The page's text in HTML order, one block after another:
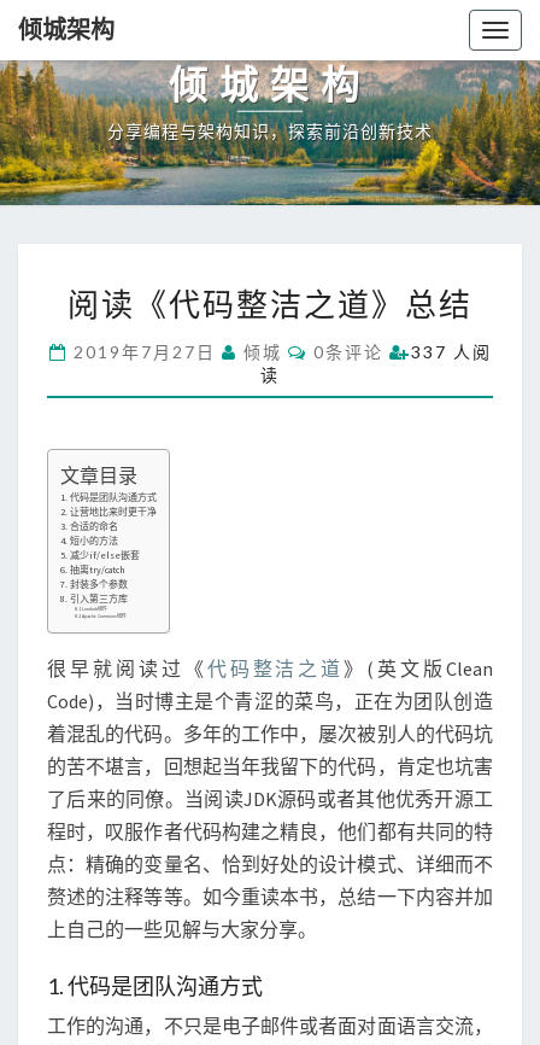
倾城架构
倾城架构
分享编程与架构知识，探索前沿创新技术
读
代
码
阅读《代码整洁之道》总结
2019年7月27日 倾城
C
O
M
0条评论
337 人阅
读
文章目录
1. 代码是团队沟通方式
2. 让营地比来时更干净
3. 合适的命名
4. 短小的方法
5. 减少if/else嵌套
6. 抽离try/catch
7. 封装多个参数
8. 引入第三方库
8.1 Lombok组件
8.2 Apache Commons组件
很早就阅读过《代码整洁之道》(英文版Clean
Code)，当时博主是个青涩的菜鸟，正在为团队创造
着混乱的代码。多年的工作中，屡次被别人的代码坑
的苦不堪言，回想起当年我留下的代码，肯定也坑害
了后来的同僚。当阅读JDK源码或者其他优秀开源工
程时，叹服作者代码构建之精良，他们都有共同的特
点：精确的变量名、恰到好处的设计模式、详细而不
赘述的注释等等。如今重读本书，总结一下内容并加
上自己的一些见解与大家分享。
1. 代码是团队沟通方式
工作的沟通，不只是电子邮件或者面对面语言交流，